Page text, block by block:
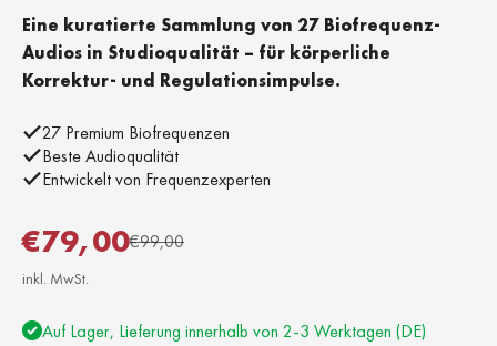
Eine kuratierte Sammlung von 27 Biofrequenz-
Audios in Studioqualität – für körperliche
Korrektur- und Regulationsimpulse.
27 Premium Biofrequenzen
Beste Audioqualität
Entwickelt von Frequenzexperten
Angebot
€79,00Regulärer Preis
€99,00
inkl. MwSt.
Auf Lager, Lieferung innerhalb von 2-3 Werktagen (DE)